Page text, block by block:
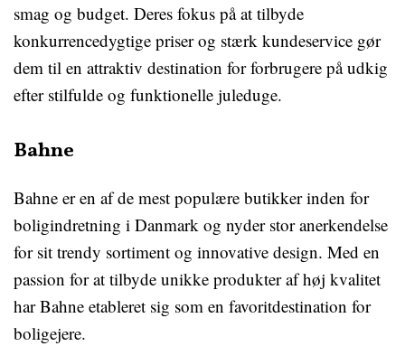
smag og budget. Deres fokus på at tilbyde
konkurrencedygtige priser og stærk kundeservice gør
dem til en attraktiv destination for forbrugere på udkig
efter stilfulde og funktionelle juleduge.
Bahne
Bahne er en af de mest populære butikker inden for
boligindretning i Danmark og nyder stor anerkendelse
for sit trendy sortiment og innovative design. Med en
passion for at tilbyde unikke produkter af høj kvalitet
har Bahne etableret sig som en favoritdestination for
boligejere.